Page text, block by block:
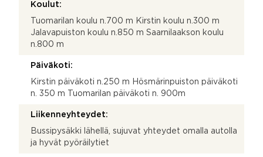
Koulut:
Tuomarilan koulu n.700 m Kirstin koulu n.300 m
Jalavapuiston koulu n.850 m Saarnilaakson koulu
n.800 m
Päiväkoti:
Kirstin päiväkoti n.250 m Hösmärinpuiston päiväkoti
n. 350 m Tuomarilan päiväkoti n. 900m
Liikenneyhteydet:
Bussipysäkki lähellä, sujuvat yhteydet omalla autolla
ja hyvät pyöräilytiet